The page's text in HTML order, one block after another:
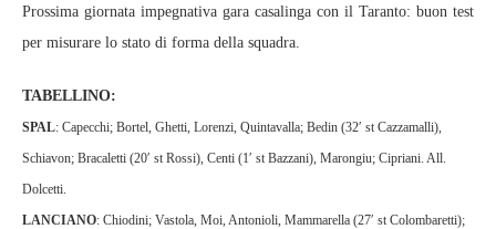
Prossima giornata impegnativa gara casalinga con il Taranto: buon test
per misurare lo stato di forma della squadra.
TABELLINO:
SPAL: Capecchi; Bortel, Ghetti, Lorenzi, Quintavalla; Bedin (32′ st Cazzamalli),
Schiavon; Bracaletti (20′ st Rossi), Centi (1′ st Bazzani), Marongiu; Cipriani. All.
Dolcetti.
LANCIANO: Chiodini; Vastola, Moi, Antonioli, Mammarella (27′ st Colombaretti);